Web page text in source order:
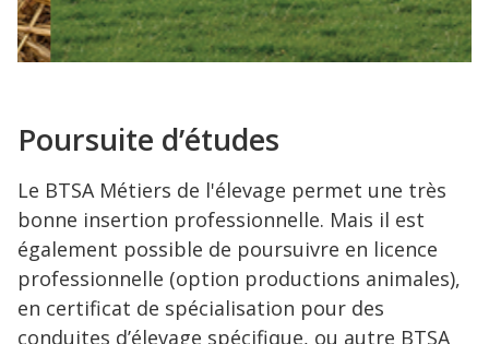
Poursuite d’études
Le BTSA Métiers de l'élevage permet une très
bonne insertion professionnelle. Mais il est
également possible de poursuivre en licence
professionnelle (option productions animales),
en certificat de spécialisation pour des
conduites d’élevage spécifique, ou autre BTSA